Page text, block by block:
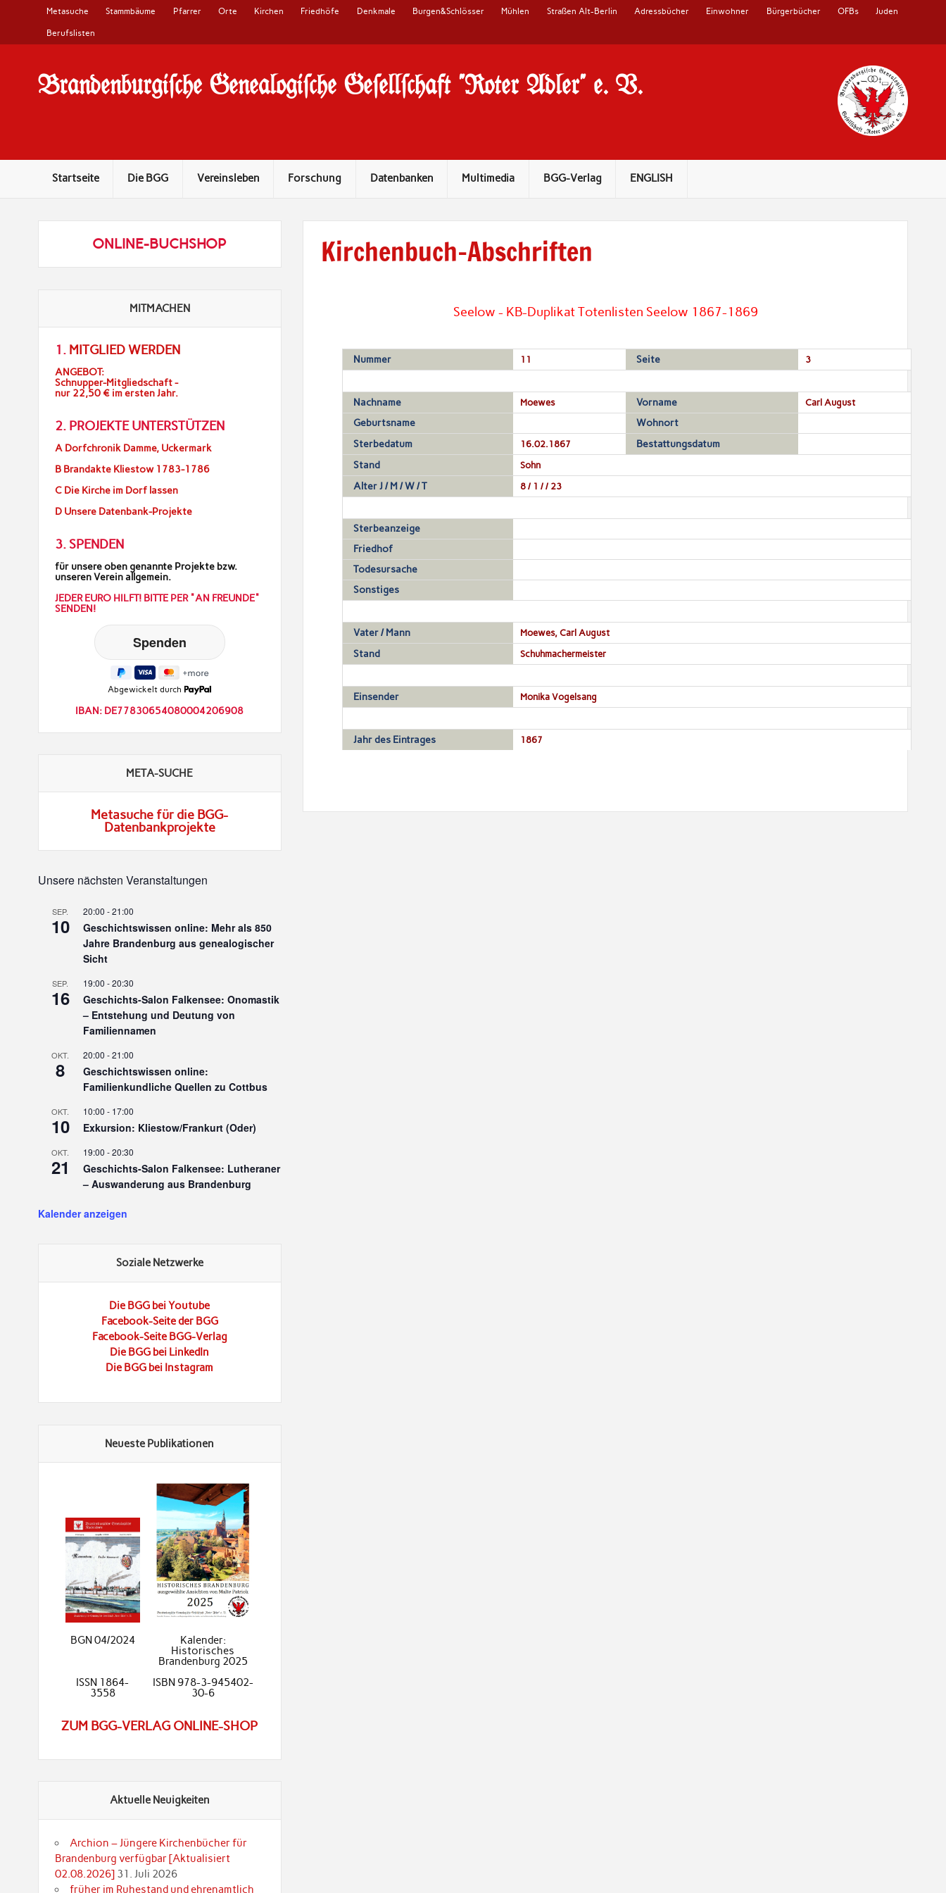
Metasuche Stammbäume Pfarrer Orte Kirchen Friedhöfe Denkmale Burgen&Schlösser Mühlen Straßen Alt-Berlin Adressbücher Einwohner Bürgerbücher OFBs Juden
Berufslisten
Brandenburgi#che Genealogi#che Ge#ell#chaft "Roter Adler" e. V.
Startseite Die BGG Vereinsleben Forschung Datenbanken Multimedia BGG-Verlag ENGLISH
Kirchenbuch-Abschriften
Seelow - KB-Duplikat Totenlisten Seelow 1867-1869
Nummer 11 Seite 3
Nachname Moewes Vorname Carl August
Geburtsname
Wohnort
Sterbedatum
16.02.1867
Bestattungsdatum
Stand
Sohn
Alter J / M / W / T 8 / 1 / / 23
Sterbeanzeige
Friedhof
Todesursache
Sonstiges
Vater / Mann Moewes, Carl August
Stand Schuhmachermeister
Einsender Monika Vogelsang
Jahr des Eintrages 1867
ONLINE-BUCHSHOP
MITMACHEN
1. MITGLIED WERDEN
ANGEBOT:
Schnupper-Mitgliedschaft -
nur 22,50 € im ersten Jahr.
2. PROJEKTE UNTERSTÜTZEN
A Dorfchronik Damme, Uckermark
B Brandakte Kliestow 1783-1786
C Die Kirche im Dorf lassen
D Unsere Datenbank-Projekte
3. SPENDEN
für unsere oben genannte Projekte bzw.
unseren Verein allgemein.
JEDER EURO HILFT! BITTE PER "AN FREUNDE"
SENDEN!
Abgewickelt durch
IBAN: DE77830654080004206908
META-SUCHE
Metasuche für die BGG-
Datenbankprojekte
Unsere nächsten Veranstaltungen
SEP.
10
20:00 -21:00
Geschichtswissen online: Mehr als 850
Jahre Brandenburg aus genealogischer
Sicht
SEP.
16
19:00 -20:30
Geschichts-Salon Falkensee: Onomastik
– Entstehung und Deutung von
Familiennamen
OKT.
8
20:00 -21:00
Geschichtswissen online:
Familienkundliche Quellen zu Cottbus
OKT.
10
10:00 - 17:00
Exkursion: Kliestow/Frankurt (Oder)
OKT.
21
19:00 -20:30
Geschichts-Salon Falkensee: Lutheraner
– Auswanderung aus Brandenburg
Kalender anzeigen
Soziale Netzwerke
Die BGG bei Youtube
Facebook-Seite der BGG
Facebook-Seite BGG-Verlag
Die BGG bei LinkedIn
Die BGG bei Instagram
Neueste Publikationen
BGN 04/2024
Kalender:
Historisches
Brandenburg 2025
ISSN 1864-
3558
ISBN 978-3-945402-
30-6
ZUM BGG-VERLAG ONLINE-SHOP
Aktuelle Neuigkeiten
Archion – Jüngere Kirchenbücher für
Brandenburg verfügbar [Aktualisiert
02.08.2026] 31. Juli 2026
früher im Ruhestand und ehrenamtlich